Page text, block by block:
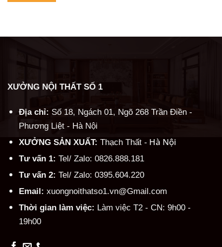
XƯỞNG NỘI THẤT SỐ 1
Địa chỉ: Số 18, Ngách 01, Ngõ 268 Trần Điền -
Phương Liệt - Hà Nội
XƯỞNG SẢN XUẤT: Thạch Thất - Hà Nội
Tư vấn 1: Tel/ Zalo: 0826.888.181
Tư vấn 2: Tel/ Zalo: 0395.604.220
Email: xuongnoithatso1.vn@Gmail.com
Thời gian làm việc: Làm việc T2 - CN: 9h00 -
19h00